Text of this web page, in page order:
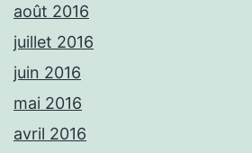
août 2016
juillet 2016
juin 2016
mai 2016
avril 2016